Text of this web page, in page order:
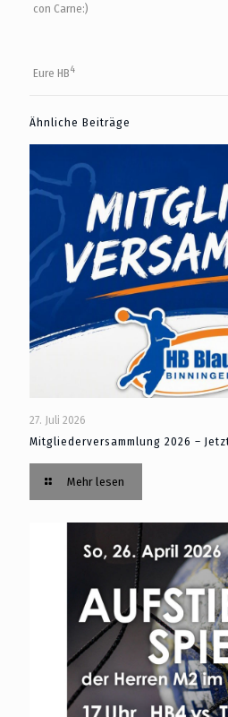
con Carne:)
Eure HB4
Ähnliche Beiträge
27. Juli 2026
Mitgliederversammlung 2026 –
Mehr lesen